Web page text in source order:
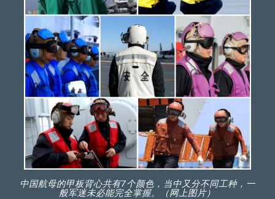
中国航母的甲板背心共有7个颜色，当中又分不同工种，一
般军迷未必能完全掌握。（网上图片）